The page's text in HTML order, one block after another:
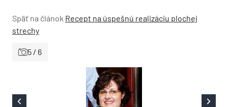
Späť na článok Recept na úspešnú realizáciu plochej
strechy
5 / 6